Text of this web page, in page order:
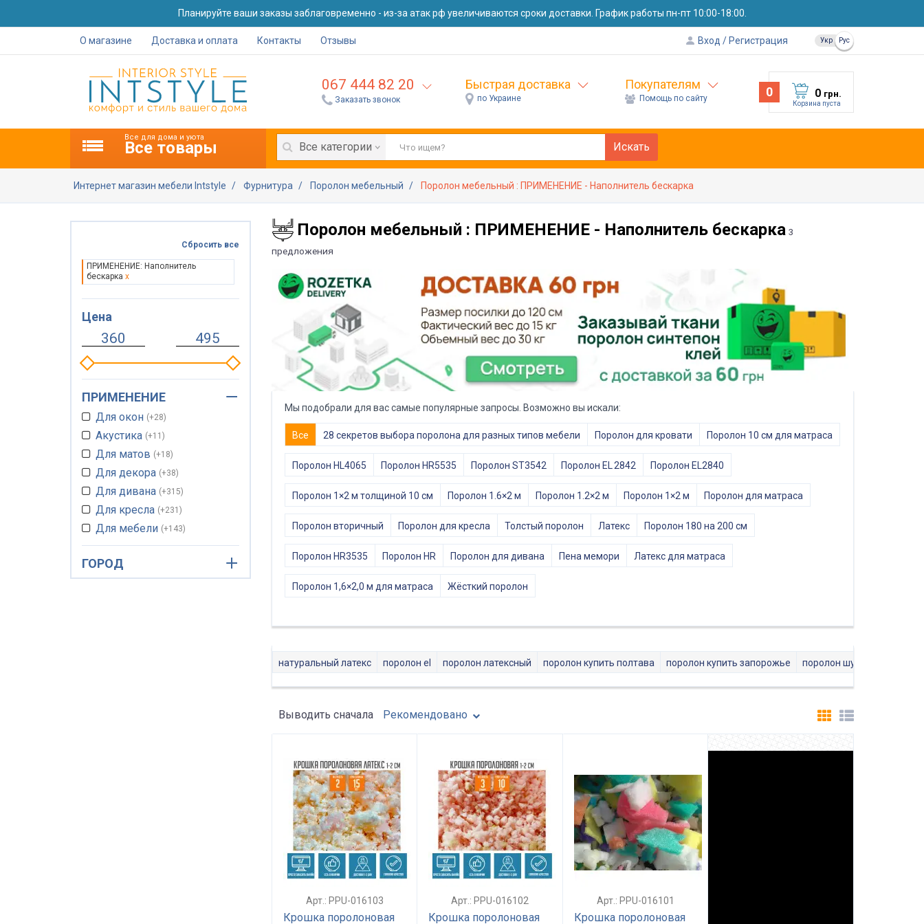
Планируйте ваши заказы заблаговременно - из-за атак рф увеличиваются сроки доставки. График работы пн-пт 10:00-18:00.
О магазине Доставка и оплата Контакты Отзывы Вход Регистрация Укр Рус
067 444 82 20
Заказать звонок
Быстрая доставка
по Украине
Покупателям
Помощь по сайту 0 0 грн.
Корзина пуста
Все для дома и уюта
Все товары Все категории Искать
Интернет магазин мебели Intstyle Фурнитура Поролон мебельный Поролон мебельный : ПРИМЕНЕНИЕ - Наполнитель бескарка
Поролон мебельный : ПРИМЕНЕНИЕ - Наполнитель бескарка 3
предложения
Мы подобрали для вас самые популярные запросы. Возможно вы искали:
Все 28 секретов выбора поролона для разных типов мебели Поролон для кровати Поролон 10 см для матраса
Поролон HL4065 Поролон HR5535 Поролон ST3542 Поролон EL 2842 Поролон EL2840
Поролон 1×2 м толщиной 10 см Поролон 1.6×2 м Поролон 1.2×2 м Поролон 1×2 м Поролон для матраса
Поролон вторичный Поролон для кресла Толстый поролон Латекс Поролон 180 на 200 см
Поролон HR3535 Поролон HR Поролон для дивана Пена мемори Латекс для матраса
Поролон 1,6×2,0 м для матраса Жёсткий поролон
натуральный латекс поролон el поролон латексный поролон купить полтава поролон купить запорожье поролон шумоизоляция
Выводить сначала Рекомендовано
Арт.: PPU-016103
Крошка поролоновая
Арт.: PPU-016102
Крошка поролоновая
Арт.: PPU-016101
Крошка поролоновая
Сбросить все
ПРИМЕНЕНИЕ: Наполнитель
бескарка x
Цена
ПРИМЕНЕНИЕ
Для окон +28
Акустика +11
Для матов +18
Для декора +38
Для дивана +315
Для кресла +231
Для мебели +143
Для татами +4
Для кровати
ГОРОД